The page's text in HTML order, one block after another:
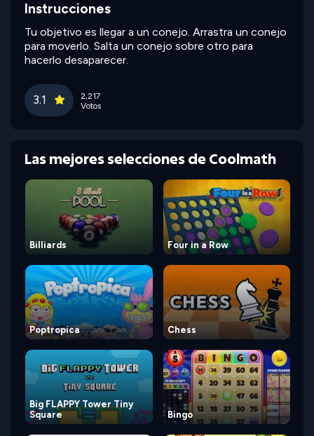
Instrucciones
Tu objetivo es llegar a un conejo. Arrastra un conejo
para moverlo. Salta un conejo sobre otro para
hacerlo desaparecer.
3.1
2,217
Votos
Las mejores selecciones de Coolmath
Billiards Four in a Row
Poptropica Chess
Big FLAPPY Tower Tiny
Square
Bingo